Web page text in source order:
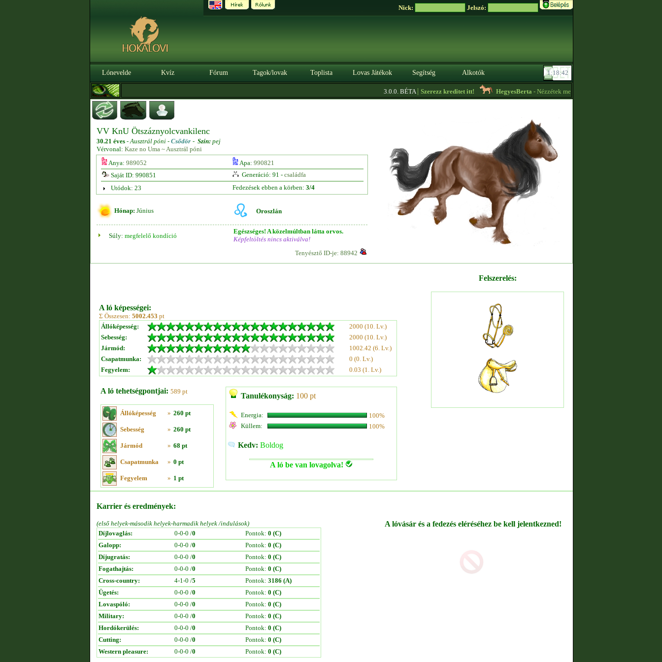
Nick: Jelszó:
Lónevelde Kvíz Fórum Tagok/lovak Toplista Lovas Játékok Segítség Alkotók
3.0.0. BÉTA|Szerezz kreditet itt! HegyesBerta- Nézzétek meg az ,,Aktuális hirdetéseket" a
VV KnU Ötszáznyolcvankilenc
30.21 éves -Ausztrál póni - Csődör - Szín: pej
Vérvonal: Kaze no Uma ~ Ausztrál póni
Anya: 989052 Apa: 990821
Saját ID: 990851
Generáció: 91 - családfa
Utódok: 23
Fedezések ebben a körben: 3/4
Hónap: Június Oroszlán
Súly: megfelelő kondíció
Egészséges! A közelmúltban látta orvos.
Képfeltöltés nincs aktiválva!
Tenyésztő ID-je: 88942
A ló képességei:
Σ Összesen: 5002.453 pt
Állóképesség:
2000 (10. Lv.)
Sebesség:
2000 (10. Lv.)
Jármód:
1002.42 (6. Lv.)
Csapatmunka:
0 (0. Lv.)
Fegyelem:
0.03 (1. Lv.)
A ló tehetségpontjai: 589 pt
Állóképesség » 260 pt
Sebesség » 260 pt
Jármód » 68 pt
Csapatmunka » 0 pt
Fegyelem » 1 pt
Tanulékonyság: 100 pt
Energia:
100%
Küllem:
100%
Kedv: Boldog
A ló be van lovagolva!
Felszerelés:
Karrier és eredmények:
(első helyek-második helyek-harmadik helyek /indulások)
Díjlovaglás:
0-0-0 /0 Pontok: 0 (C)
Galopp:
0-0-0 /0 Pontok: 0 (C)
Díjugratás:
0-0-0 /0 Pontok: 0 (C)
Fogathajtás:
0-0-0 /0 Pontok: 0 (C)
Cross-country:
4-1-0 /5 Pontok: 3186 (A)
Ügetés:
0-0-0 /0 Pontok: 0 (C)
Lovaspóló:
0-0-0 /0 Pontok: 0 (C)
Military:
0-0-0 /0 Pontok: 0 (C)
Hordókerülés:
0-0-0 /0 Pontok: 0 (C)
Cutting:
0-0-0 /0 Pontok: 0 (C)
Western pleasure:
0-0-0 /0 Pontok: 0 (C)
A lóvásár és a fedezés eléréséhez be kell jelentkezned!